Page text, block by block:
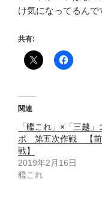
け気になってるん
共有:
関連
「艦これ」×「三越」
ボ 第五次作戦 【前
戦】
2019年2月16日
艦これ